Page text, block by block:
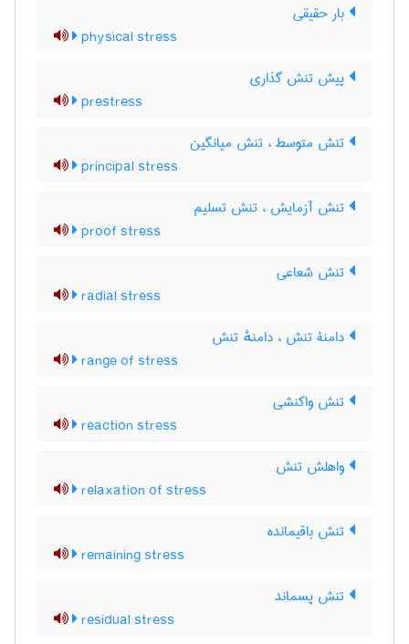
بار حقیقی
physical stress
پیش تنش گذاری
prestress
تنش متوسط ، تنش میانگین
principal stress
تنش آزمایش ، تنش تسلیم
proof stress
تنش شعاعی
radial stress
دامنۀ تنش ، دامنهٔ تنش
range of stress
تنش واکنشی
reaction stress
واهلش تنش
relaxation of stress
تنش باقیمانده
remaining stress
تنش پسماند
residual stress